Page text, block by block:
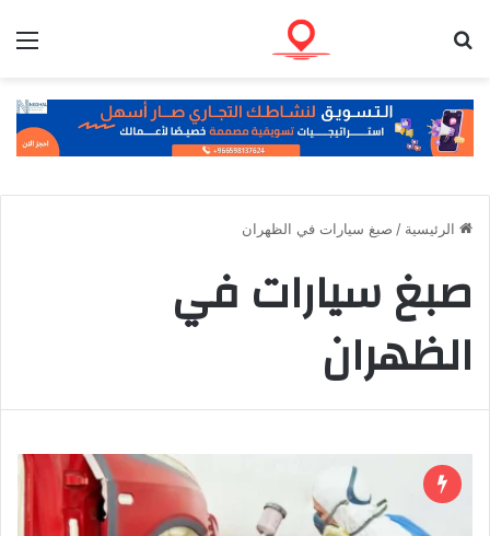
الرئيسية / صبغ سيارات في الظهران
صبغ سيارات في
الظهران